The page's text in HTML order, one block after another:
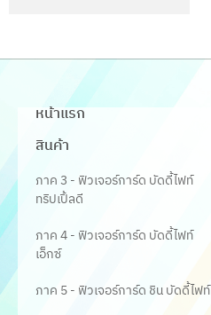
หน้าแรก
สินค้า
ภาค 3 - ฟิวเจอร์การ์ด บัดดี้ไฟท์
ทริปเปิ้ลดี
ภาค 4 - ฟิวเจอร์การ์ด บัดดี้ไฟท์
เอ็กซ์
ภาค 5 - ฟิวเจอร์การ์ด ชิน บัดดี้ไฟท์